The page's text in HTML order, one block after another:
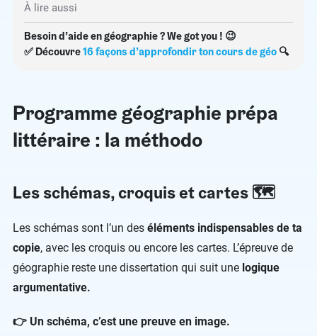
À lire aussi
Besoin d’aide en géographie ? We got you ! 😉
✅ Découvre16 façons d’approfondir ton cours de géo 🔍
Programme géographie prépa
littéraire : la méthodo
Les schémas, croquis et cartes 🗺
Les schémas sont l’un des éléments indispensables de ta
copie, avec les croquis ou encore les cartes. L’épreuve de
géographie reste une dissertation qui suit une logique
argumentative.
👉 Un schéma, c’est une preuve en image.